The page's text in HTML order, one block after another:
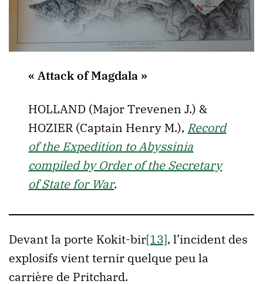
« Attack of Magdala »
HOLLAND (Major Trevenen J.) &
HOZIER (Captain Henry M.), Record
of the Expedition to Abyssinia
compiled by Order of the Secretary
of State for War.
Devant la porte Kokit-bir[13], l’incident des
explosifs vient ternir quelque peu la
carrière de Pritchard.